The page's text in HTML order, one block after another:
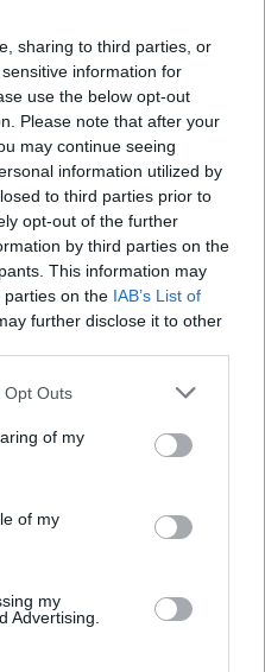
sharing to third parties, or
information for
use the below opt-out
Please note that after your
may continue seeing
information utilized by
to third parties prior to
opt-out of the further
by third parties on the
This information may
parties on the IAB’s List of
further disclose it to other
uses one or more Google
behaviour. You may click to
and its third-party tags to
purposes in below Google
Opt Outs
of my
of my
my
Advertising.